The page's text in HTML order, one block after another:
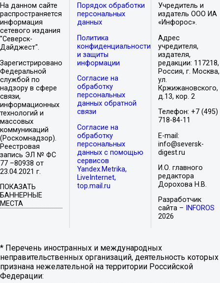
На данном сайте
распространяется
информация
сетевого издания
"Северск-
Дайджест".
Зарегистрировано
Федеральной
службой по
надзору в сфере
связи,
информационных
технологий и
массовых
коммуникаций
(Роскомнадзор).
Реестровая
запись ЭЛ № ФС
77 –80938 от
23.04.2021 г.
ПОКАЗАТЬ
БАННЕРНЫЕ
МЕСТА
Порядок обработки
персональных
данных
Политика
конфиденциальности
и защиты
информации
Согласие на
обработку
персональных
данных обратной
связи
Согласие на
обработку
персональных
данных с помощью
сервисов
Yandex.Metrika,
LiveInternet,
top.mail.ru
Учредитель и
издатель ООО ИА
«Инфорос».
Адрес
учредителя,
издателя,
редакции: 117218,
Россия, г. Москва,
ул.
Кржижановского,
д.13, кор. 2
Телефон: +7 (495)
718-84-11
E-mail:
info@seversk-
digest.ru
И.О. главного
редактора
Дорохова Н.В.
Разработчик
сайта –
INFOROS
2026
* Перечень иностранных и международных
неправительственных организаций, деятельность которых
признана нежелательной на территории Российской
Федерации: